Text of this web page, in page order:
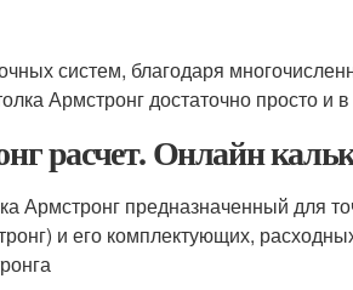
систем, благодаря
Армстронг достаточно просто
расчет. Онлайн
Армстронг предназначенный для
и его комплектующих,